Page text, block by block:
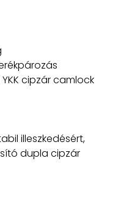
cipzár camlock
illeszkedésért,
dupla cipzár